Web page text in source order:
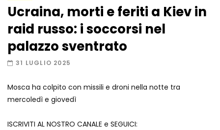
Amiocuggino fa saltare in aria il drone
Record di baci in 30 secondi
Ucraina, morti e feriti a Kiev in
raid russo: i soccorsi nel
palazzo sventrato
31 LUGLIO 2025
Mosca ha colpito con missili e droni nella notte tra
mercoledì e giovedì
ISCRIVITI AL NOSTRO CANALE e SEGUICI: